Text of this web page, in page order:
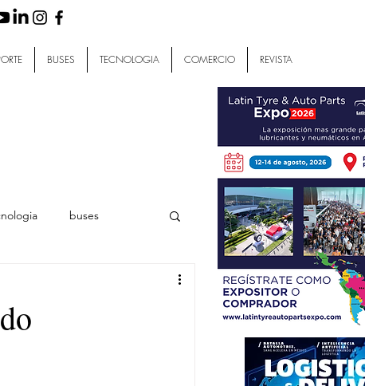
BUSES TECNOLOGIA COMERCIO REVISTA
buses